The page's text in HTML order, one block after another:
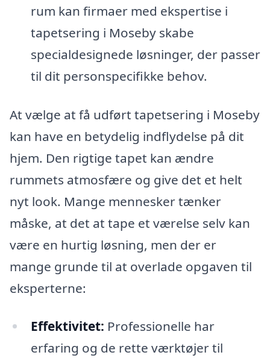
rum kan firmaer med ekspertise i
tapetsering i Moseby skabe
specialdesignede løsninger, der passer
til dit personspecifikke behov.
At vælge at få udført tapetsering i Moseby
kan have en betydelig indflydelse på dit
hjem. Den rigtige tapet kan ændre
rummets atmosfære og give det et helt
nyt look. Mange mennesker tænker
måske, at det at tape et værelse selv kan
være en hurtig løsning, men der er
mange grunde til at overlade opgaven til
eksperterne:
Effektivitet: Professionelle har
erfaring og de rette værktøjer til